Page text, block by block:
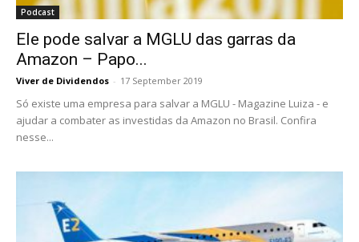
Podcast
Ele pode salvar a MGLU das garras da
Amazon – Papo...
Viver de Dividendos - 17 September 2019
Só existe uma empresa para salvar a MGLU - Magazine Luiza - e
ajudar a combater as investidas da Amazon no Brasil. Confira
nesse...